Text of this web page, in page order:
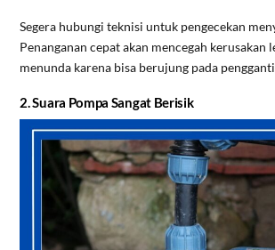
Segera hubungi teknisi untuk pengecekan
Penanganan cepat akan mencegah kerusakan
menunda karena bisa berujung pada
2. Suara Pompa Sangat Berisik